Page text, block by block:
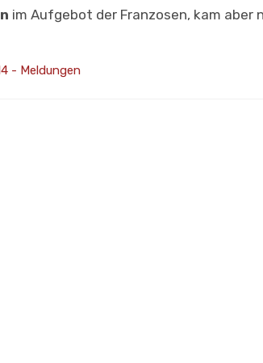
im Aufgebot der Franzosen, kam aber
- Meldungen